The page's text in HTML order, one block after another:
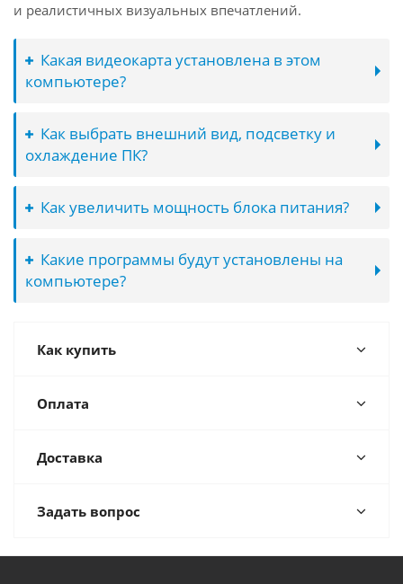
и реалистичных визуальных впечатлений.
Какая видеокарта установлена в этом
компьютере?
Как выбрать внешний вид, подсветку и
охлаждение ПК?
Как увеличить мощность блока питания?
Какие программы будут установлены на
компьютере?
Как купить
Оплата
Доставка
Задать вопрос